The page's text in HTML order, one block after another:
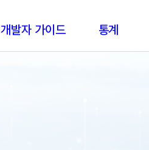
개발자 가이드 통계